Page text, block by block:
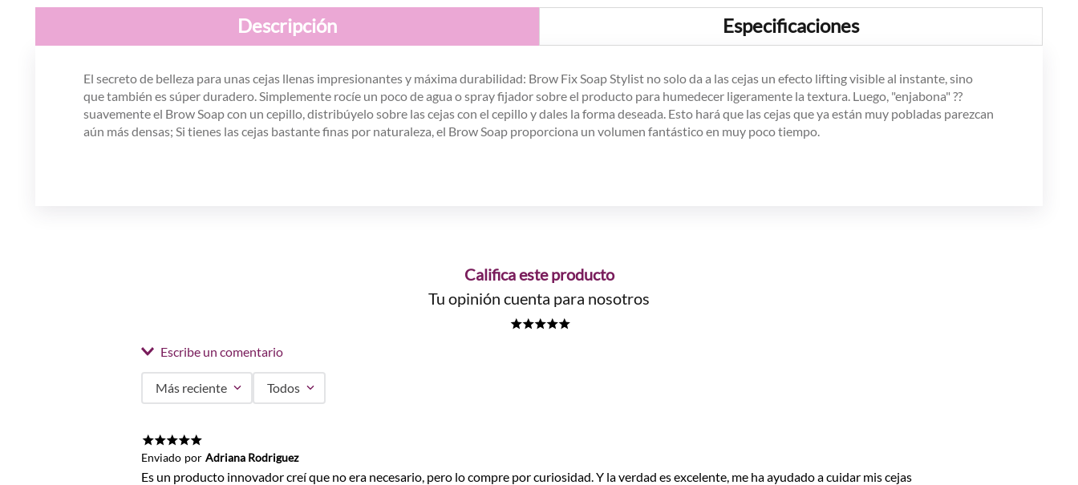
Descripción Especificaciones
El secreto de belleza para unas cejas llenas impresionantes y máxima durabilidad: Brow Fix Soap Stylist no solo da a las cejas un efecto lifting visible al instante, sino
que también es súper duradero. Simplemente rocíe un poco de agua o spray fijador sobre el producto para humedecer ligeramente la textura. Luego, "enjabona" ??
suavemente el Brow Soap con un cepillo, distribúyelo sobre las cejas con el cepillo y dales la forma deseada. Esto hará que las cejas que ya están muy pobladas parezcan
aún más densas; Si tienes las cejas bastante finas por naturaleza, el Brow Soap proporciona un volumen fantástico en muy poco tiempo.
Califica este producto
Tu opinión cuenta para nosotros
Escribe un comentario
Título
Más reciente Todos
Enviado por Adriana Rodriguez
Es un producto innovador creí que no era necesario, pero lo compre por curiosidad. Y la verdad es excelente, me ha ayudado a cuidar mis cejas